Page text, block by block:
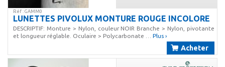
Réf : GAMM0
LUNETTES PIVOLUX MONTURE ROUGE INCOLORE
DESCRIPTIF: Monture > Nylon, couleur NOIR Branche > Nylon, pivotante
et longueur réglable. Oculaire > Polycarbonate … Plus ›
Acheter